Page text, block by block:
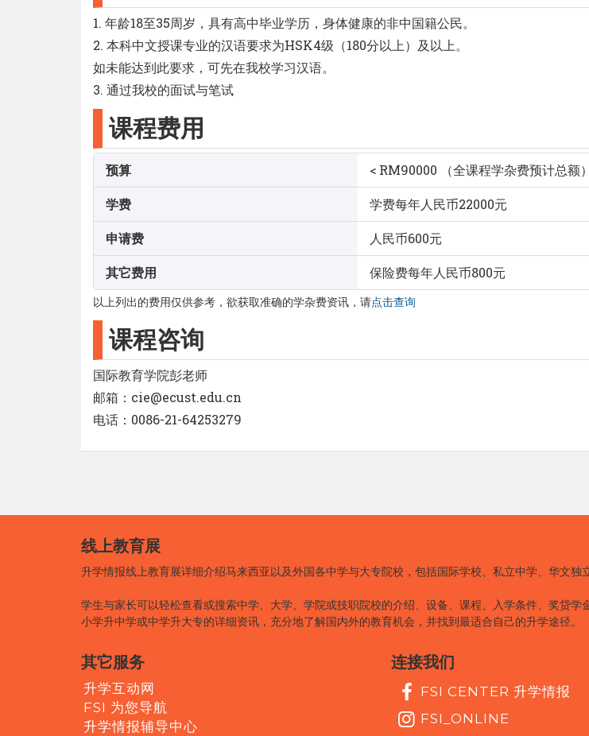
1. 年龄18至35周岁，具有高中毕业学历，身体健康的非中国籍公民。
2. 本科中文授课专业的汉语要求为HSK4级（180分以上）及以上。
如未能达到此要求，可先在我校学习汉语。
3. 通过我校的面试与笔试
课程费用
预算 < RM90000 （全课程学杂费预计总额）
学费 学费每年人民币22000元
申请费 人民币600元
其它费用 保险费每年人民币800元
以上列出的费用仅供参考，欲获取准确的学杂费资讯，请点击查询
课程咨询
国际教育学院彭老师
邮箱：cie@ecust.edu.cn
电话：0086-21-64253279
线上教育展
升学情报线上教育展详细介绍马来西亚以及外国各中学与大专院校，包括国际学校、私立中学、华文独
学生与家长可以轻松查看或搜索中学、大学、学院或技职院校的介绍、设备、课程、入学条件、奖贷
小学升中学或中学升大专的详细资讯，充分地了解国内外的教育机会，并找到最适合自己的升学途径。
其它服务
升学互动网
FSI 为您导航
升学情报辅导中心
连接我们
FSI CENTER 升学情报
FSI_ONLINE